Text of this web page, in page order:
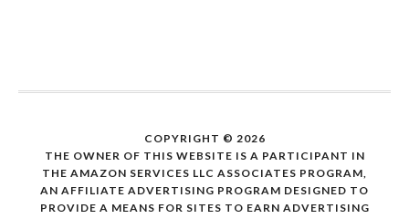
COPYRIGHT © 2026
THE OWNER OF THIS WEBSITE IS A PARTICIPANT IN
THE AMAZON SERVICES LLC ASSOCIATES PROGRAM,
AN AFFILIATE ADVERTISING PROGRAM DESIGNED TO
PROVIDE A MEANS FOR SITES TO EARN ADVERTISING